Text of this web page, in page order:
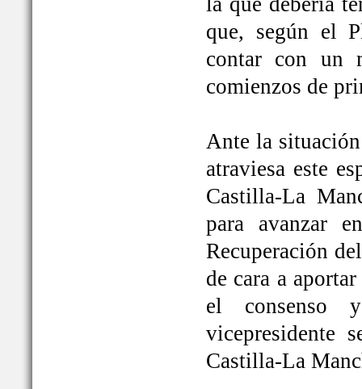
que, según el
contar con un
comienzos de
Ante la
atraviesa este
Castilla-La
para avanzar
Recuperación
de cara a
el consenso
vicepresidente
Castilla-La